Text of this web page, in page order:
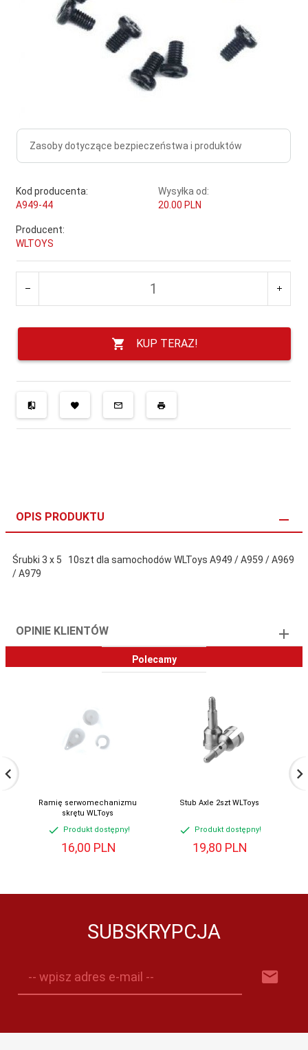
Zasoby dotyczące bezpieczeństwa i produktów
Kod producenta:
A949-44
Wysyłka od:
20.00 PLN
Producent:
WLTOYS
KUP TERAZ!
OPIS PRODUKTU
Śrubki 3 x 5 10szt dla samochodów WLToys A949 / A959 / A969
/ A979
OPINIE KLIENTÓW
Polecamy
Ramię serwomechanizmu
skrętu WLToys
Produkt dostępny!
16,00 PLN
Stub Axle 2szt WLToys
Produkt dostępny!
19,80 PLN
SUBSKRYPCJA
-- wpisz adres e-mail --